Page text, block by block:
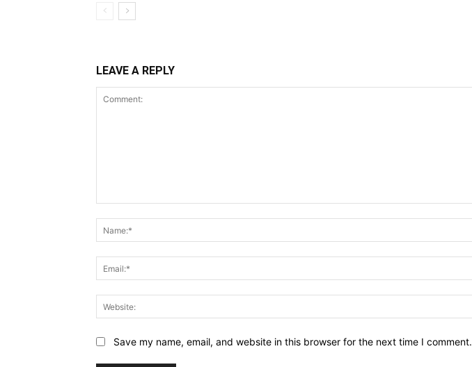
LEAVE A REPLY
Save my name, email, and website in this browser for the next time I comment.